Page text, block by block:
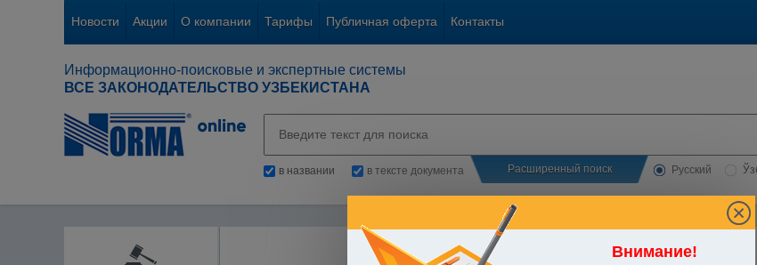
Новости Акции О компании Тарифы Публичная оферта Контакты
Информационно-поисковые и экспертные системы
ВСЕ ЗАКОНОДАТЕЛЬСТВО УЗБЕКИСТАНА
в названии в тексте документа Расширенный поиск Русский
Внимание!